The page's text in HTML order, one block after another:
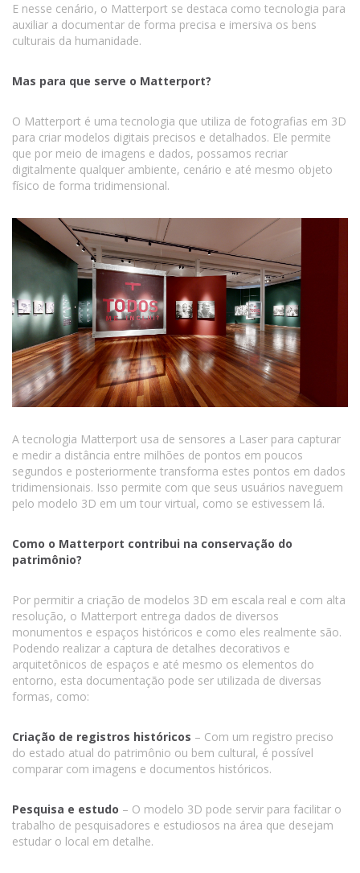
E nesse cenário, o Matterport se destaca como tecnologia para
auxiliar a documentar de forma precisa e imersiva os bens
culturais da humanidade.
Mas para que serve o Matterport?
O Matterport é uma tecnologia que utiliza de fotografias em 3D
para criar modelos digitais precisos e detalhados. Ele permite
que por meio de imagens e dados, possamos recriar
digitalmente qualquer ambiente, cenário e até mesmo objeto
físico de forma tridimensional.
A tecnologia Matterport usa de sensores a Laser para capturar
e medir a distância entre milhões de pontos em poucos
segundos e posteriormente transforma estes pontos em dados
tridimensionais. Isso permite com que seus usuários naveguem
pelo modelo 3D em um tour virtual, como se estivessem lá.
Como o Matterport contribui na conservação do
patrimônio?
Por permitir a criação de modelos 3D em escala real e com alta
resolução, o Matterport entrega dados de diversos
monumentos e espaços históricos e como eles realmente são.
Podendo realizar a captura de detalhes decorativos e
arquitetônicos de espaços e até mesmo os elementos do
entorno, esta documentação pode ser utilizada de diversas
formas, como:
Criação de registros históricos – Com um registro preciso
do estado atual do patrimônio ou bem cultural, é possível
comparar com imagens e documentos históricos.
Pesquisa e estudo – O modelo 3D pode servir para facilitar o
trabalho de pesquisadores e estudiosos na área que desejam
estudar o local em detalhe.